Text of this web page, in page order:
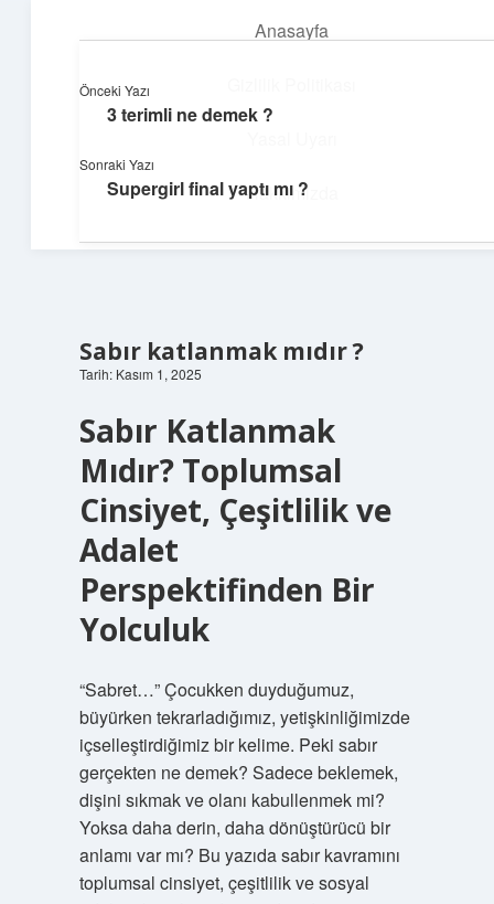
Anasayfa
Hakkımızda
Hayatına güç katan neşeli öneriler!
Sabır katlanmak mıdır ?
Tarih: Kasım 1, 2025
Sabır Katlanmak
Mıdır? Toplumsal
Cinsiyet, Çeşitlilik ve
Adalet
Perspektifinden Bir
Yolculuk
“Sabret…” Çocukken duyduğumuz,
büyürken tekrarladığımız, yetişkinliğimizde
içselleştirdiğimiz bir kelime. Peki sabır
gerçekten ne demek? Sadece beklemek,
dişini sıkmak ve olanı kabullenmek mi?
Yoksa daha derin, daha dönüştürücü bir
anlamı var mı? Bu yazıda sabır kavramını
toplumsal cinsiyet, çeşitlilik ve sosyal
Önceki Yazı
3 terimli ne demek ?
Sonraki Yazı
Supergirl final yaptı mı ?